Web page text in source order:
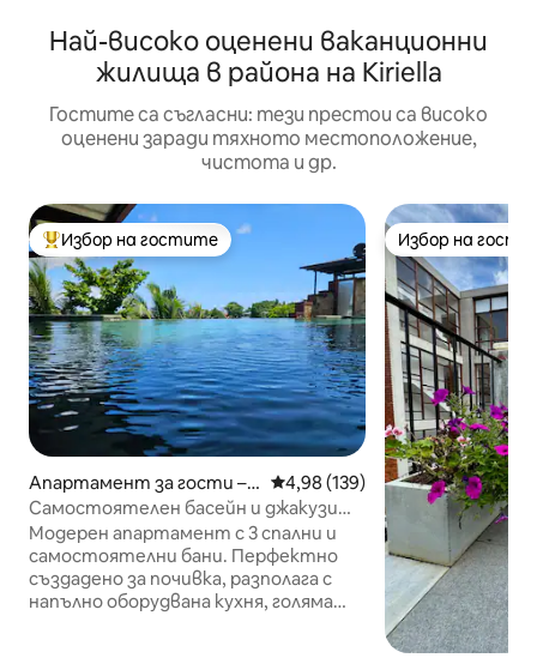
Най-високо оценени ваканционни
жилища в района на Kiriella
Гостите са съгласни: тези престои са високо
оценени заради тяхното местоположение,
чистота и др.
Най-популярен избор на гостите
Избор на гостите
Апартамент за гости –
Nugegoda
Средна оценка: 4,98 от 5,
4,98 (139)
Самостоятелен басейн и джакузи
Дом, подходящ за семейства
Модерен апартамент с 3 спални и
самостоятелни бани. Перфектно
създадено за почивка, разполага с
напълно оборудвана кухня, голяма
Избор на
Избор на